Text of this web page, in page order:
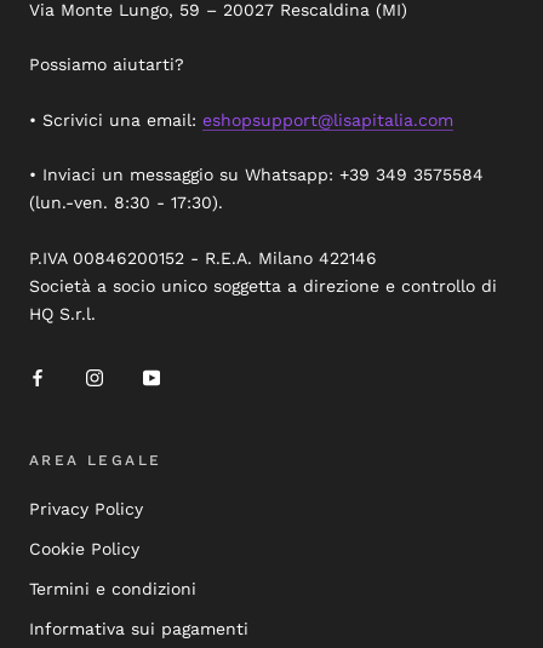
Via Monte Lungo, 59 – 20027 Rescaldina (MI)
Possiamo aiutarti?
• Scrivici una email: eshopsupport@lisapitalia.com
• Inviaci un messaggio su Whatsapp: +39 349 3575584
(lun.-ven. 8:30 - 17:30).
P.IVA 00846200152 - R.E.A. Milano 422146
Società a socio unico soggetta a direzione e controllo di
HQ S.r.l.
AREA LEGALE
Privacy Policy
Cookie Policy
Termini e condizioni
Informativa sui pagamenti